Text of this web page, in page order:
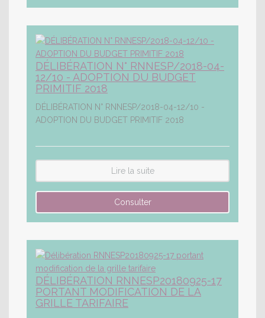
DÉLIBÉRATION N° RNNESP/2018-04-
12/10 - ADOPTION DU BUDGET
PRIMITIF 2018
DÉLIBÉRATION N° RNNESP/2018-04-12/10 -
ADOPTION DU BUDGET PRIMITIF 2018
Lire la suite
DÉLIBÉRATION RNNESP20180925-17
PORTANT MODIFICATION DE LA
GRILLE TARIFAIRE